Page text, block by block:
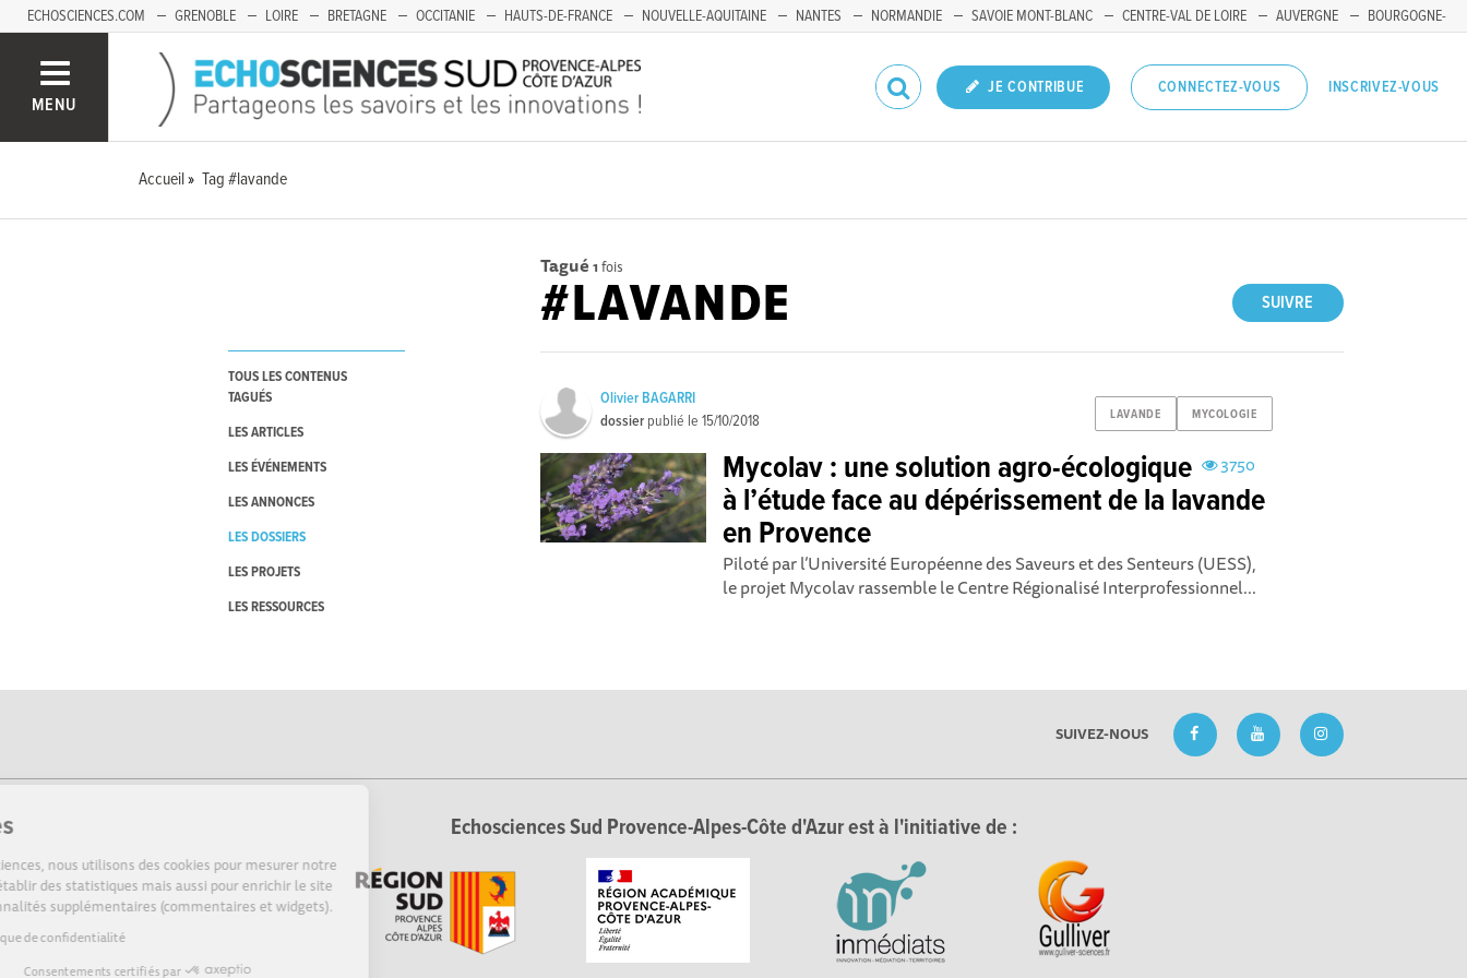
Sur Echosciences, nous utilisons des cookies pour mesurer notre
audience, établir des statistiques mais aussi pour enrichir le site
de fonctionnalités supplémentaires (commentaires et widgets).
Lire la politique de confidentialité
Consentements certifiés par
ECHOSCIENCES.COM GRENOBLE LOIRE BRETAGNE OCCITANIE HAUTS-DE-FRANCE NOUVELLE-AQUITAINE NANTES NORMANDIE SAVOIE MONT-BLANC CENTRE-VAL DE LOIRE AUVERGNE
BOURGOGNE-
MENU
JE CONTRIBUE CONNECTEZ-VOUS INSCRIVEZ-VOUS
Accueil Tag #lavande
TOUS LES CONTENUS
TAGUÉS
LES ARTICLES
LES ÉVÉNEMENTS
LES ANNONCES
LES DOSSIERS
LES PROJETS
LES RESSOURCES
Tagué 1 fois
SUIVRE
#LAVANDE
LAVANDE MYCOLOGIE
Olivier BAGARRI
dossier publié le15/10/2018
3750
Mycolav : une solution agro-écologique
à l’étude face au dépérissement de la lavande
en Provence
Piloté par l’Université Européenne des Saveurs et des Senteurs (UESS),
le projet Mycolav rassemble le Centre Régionalisé Interprofessionnel...
SUIVEZ-NOUS
Echosciences Sud Provence-Alpes-Côte d'Azur est à l'initiative de :